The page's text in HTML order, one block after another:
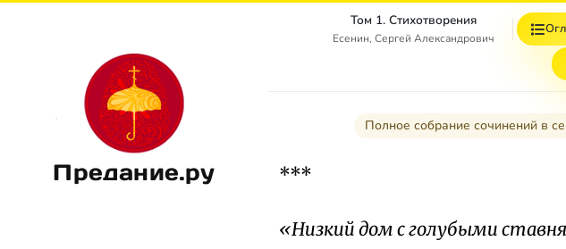
Предание.ру
Том 1. Стихотворения
Есенин, Сергей Александрович
Полное собрание сочинений в
***
«Низкий дом с голубыми